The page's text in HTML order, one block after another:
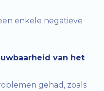
enkele negatieve
van het
gehad, zoals